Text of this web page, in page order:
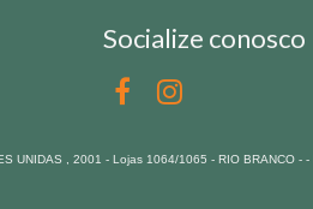
Socialize conosco
UNIDAS , 2001 - Lojas 1064/1065 - RIO BRANCO - -